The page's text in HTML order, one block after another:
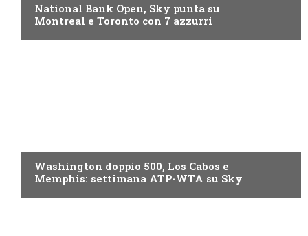
National Bank Open, Sky punta su
Montreal e Toronto con 7 azzurri
Washington doppio 500, Los Cabos e
Memphis: settimana ATP-WTA su Sky